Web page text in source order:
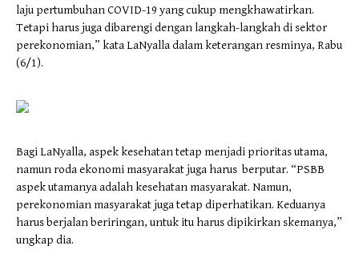
laju pertumbuhan COVID-19 yang cukup mengkhawatirkan.
Tetapi harus juga dibarengi dengan langkah-langkah di sektor
perekonomian,” kata LaNyalla dalam keterangan resminya, Rabu
(6/1).
Bagi LaNyalla, aspek kesehatan tetap menjadi prioritas utama,
namun roda ekonomi masyarakat juga harus berputar. “PSBB
aspek utamanya adalah kesehatan masyarakat. Namun,
perekonomian masyarakat juga tetap diperhatikan. Keduanya
harus berjalan beriringan, untuk itu harus dipikirkan skemanya,”
ungkap dia.